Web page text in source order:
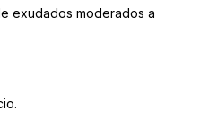
exudados moderados a